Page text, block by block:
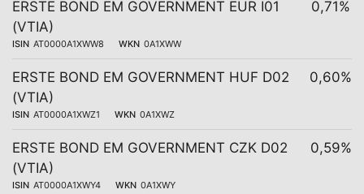
ERSTE BOND EM GOVERNMENT EUR I01
(VTIA)
ISIN AT0000A1XWW8 WKN 0A1XWW
0,71%
ERSTE BOND EM GOVERNMENT HUF D02
(VTIA)
ISIN AT0000A1XWZ1 WKN 0A1XWZ
0,60%
ERSTE BOND EM GOVERNMENT CZK D02
(VTIA)
ISIN AT0000A1XWY4 WKN 0A1XWY
0,59%